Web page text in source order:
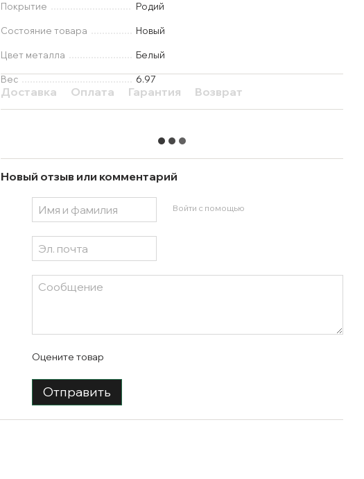
Покрытие Родий
Состояние товара Новый
Цвет металла Белый
Вес 6.97
Доставка Оплата Гарантия Возврат
Новый отзыв или комментарий
Войти с помощью
Оцените товар
Отправить